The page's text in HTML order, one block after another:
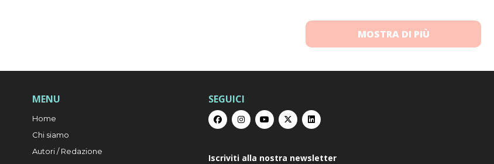
MOSTRA DI PIÙ
MENU
Home
Chi siamo
Autori / Redazione
SEGUICI
Iscriviti alla nostra newsletter